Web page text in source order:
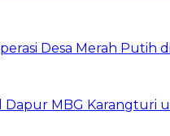
Desa Merah Putih
MBG Karangturi